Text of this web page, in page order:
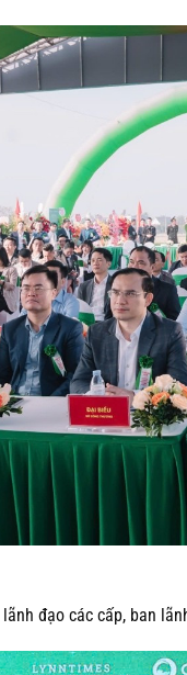
đạo các cấp, ban